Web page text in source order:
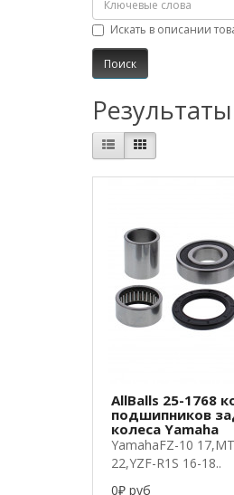
Искать в описании
AllBalls 25-1768
подшипников
колеса Yamaha
YamahaFZ-10
22,YZF-R1S 16-18..
0₽ руб